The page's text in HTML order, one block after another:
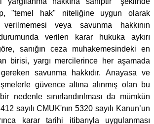
"temel hak" niteliğine uygun olarak
veya savunma hakkının
durumunda verilen karar hukuka aykırı
sanığın ceza muhakemesindeki en
birisi, yargı mercilerince her aşamada
savunma hakkıdır. Anayasa ve
güvence altına alınmış olan bu
nedenle sınırlandırılması da mümkün
sayılı CMUK'nın 5320 sayılı Kanun’un
karar tarihi itibarıyla uygulanması